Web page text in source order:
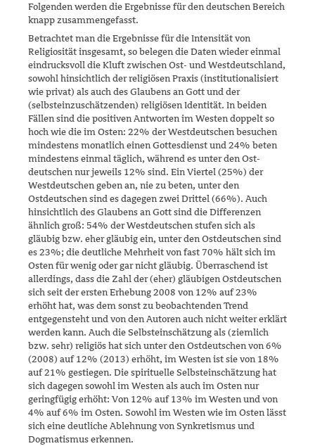
Folgenden werden die Ergebnisse für den deutschen Bereich
knapp zusammengefasst.
Betrachtet man die Ergebnisse für die Intensität von
Religiosität insge­samt, so belegen die Daten wieder einmal
eindrucksvoll die Kluft zwi­schen Ost- und Westdeutschland,
sowohl hinsichtlich der religiösen Pra­xis (institutionalisiert
wie privat) als auch des Glaubens an Gott und der
(selbsteinzuschätzenden) religiösen Identität. In beiden
Fällen sind die positiven Antworten im Westen doppelt so
hoch wie die im Osten: 22% der Westdeutschen besuchen
mindestens monatlich einen Gottes­dienst und 24% beten
mindestens einmal täglich, während es unter den Ost­
deutschen nur jeweils 12% sind. Ein Viertel (25%) der
Westdeutschen geben an, nie zu beten, unter den
Ostdeutschen sind es dagegen zwei Drittel (66%). Auch
hinsichtlich des Glaubens an Gott sind die Differen­zen
ähnlich groß: 54% der Westdeut­schen stufen sich als
gläubig bzw. eher gläubig ein, unter den Ostdeutschen sind
es 23%; die deutliche Mehrheit von fast 70% hält sich im
Osten für wenig oder gar nicht gläu­big. Überraschend ist
allerdings, dass die Zahl der (eher) gläubigen Ost­deutschen
sich seit der ersten Erhebung 2008 von 12% auf 23%
erhöht hat, was dem sonst zu beobachtenden Trend
entgegensteht und von den Autoren auch nicht weiter erklärt
werden kann. Auch die Selbstein­schät­­­zung als (ziemlich
bzw. sehr) religiös hat sich unter den Ostdeut­schen von 6%
(2008) auf 12% (2013) erhöht, im Westen ist sie von 18%
auf 21% gestiegen. Die spirituelle Selbsteinschätzung hat
sich dagegen sowohl im Westen als auch im Osten nur
geringfügig erhöht: Von 12% auf 13% im Westen und von
4% auf 6% im Osten. Sowohl im Westen wie im Osten lässt
sich eine deutliche Ablehnung von Synkretismus und
Dogmatismus erkennen.